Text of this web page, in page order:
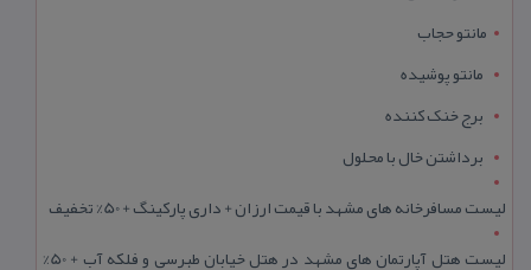
مانتو حجاب
مانتو پوشیده
برج خنک کننده
برداشتن خال با محلول
لیست مسافرخانه های مشهد با قیمت ارزان + داری پارکینگ + 50% تخفیف
لیست هتل آپارتمان های مشهد در هتل خیابان طبرسی و فلکه آب + 50%